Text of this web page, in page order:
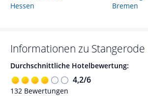
Hessen
Bremen
Informationen zu Stangerode
Durchschnittliche Hotelbewertung:
4,2/6
132 Bewertungen